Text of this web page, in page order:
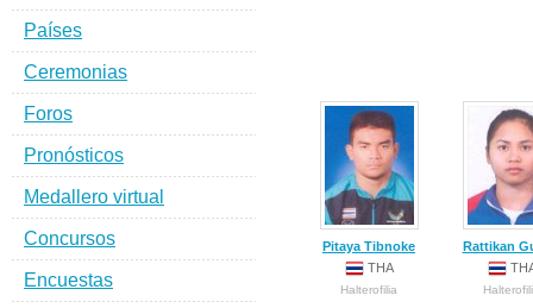
Pitaya Tibnoke
THA
Halterofilia
Rattikan
Países
Ceremonias
Foros
Pronósticos
Medallero virtual
Concursos
Encuestas